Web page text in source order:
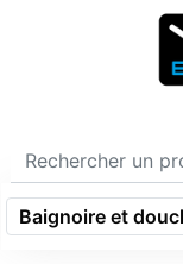
icon menu
Baignoire et